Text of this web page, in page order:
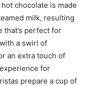
chocolate is made
milk, resulting
that’s perfect for
a swirl of
an extra touch of
for
prepare a cup of